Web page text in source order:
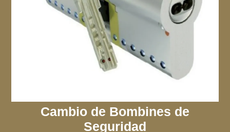
Cambio de Bombines de
Seguridad